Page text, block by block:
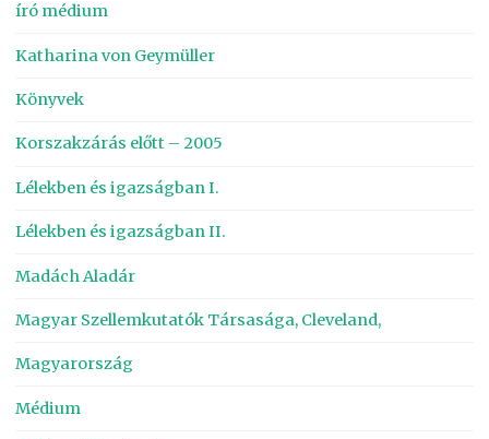
író médium
Katharina von Geymüller
Könyvek
Korszakzárás előtt – 2005
Lélekben és igazságban I.
Lélekben és igazságban II.
Madách Aladár
Magyar Szellemkutatók Társasága, Cleveland,
Magyarország
Médium